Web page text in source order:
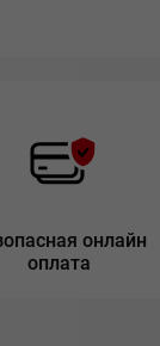
онлайн
оплата